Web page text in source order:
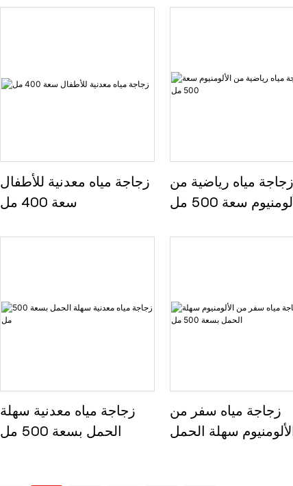
زجاجة مياه معدنية للأطفال
سعة 400 مل
زجاجة مياه رياضية من
سعة 500 مل
زجاجة مياه معدنية سهلة
الحمل بسعة 500 مل
زجاجة مياه سفر من
الألومنيوم سهلة الحمل